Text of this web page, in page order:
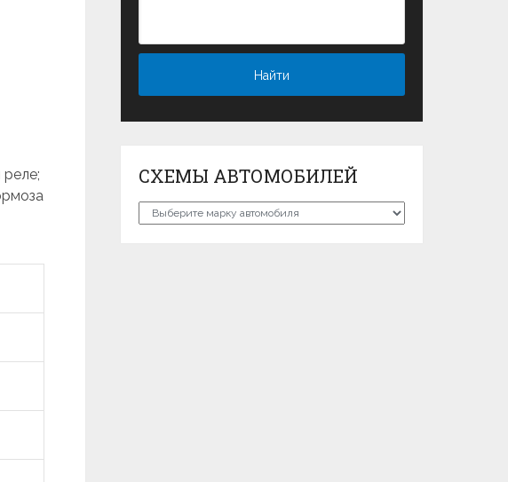
СХЕМЫ АВТОМОБИЛЕЙ
Схемы